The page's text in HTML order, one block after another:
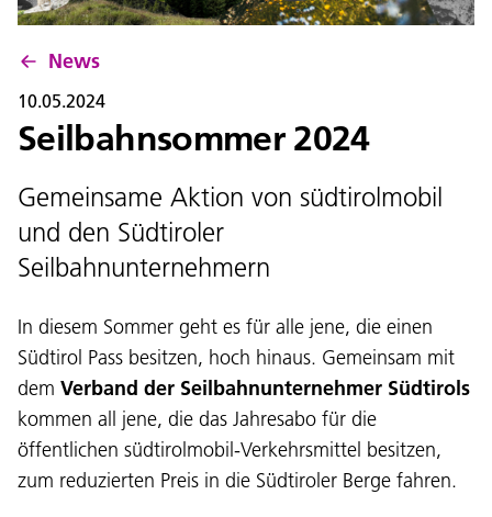
Projekte
Service und Kontakt
News
10.05.2024
Seilbahnsommer 2024
Gemeinsame Aktion von südtirolmobil
und den Südtiroler
Seilbahnunternehmern
In diesem Sommer geht es für alle jene, die einen
Südtirol Pass besitzen, hoch hinaus. Gemeinsam mit
dem Verband der Seilbahnunternehmer Südtirols
kommen all jene, die das Jahresabo für die
öffentlichen südtirolmobil-Verkehrsmittel besitzen,
zum reduzierten Preis in die Südtiroler Berge fahren.